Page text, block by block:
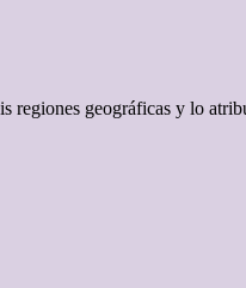
geográficas y lo